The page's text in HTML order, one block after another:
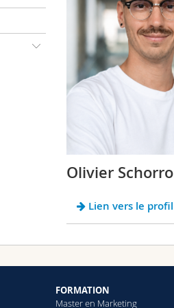
Olivier Schorro
Lien vers le profil
FORMATION
Master en Marketing